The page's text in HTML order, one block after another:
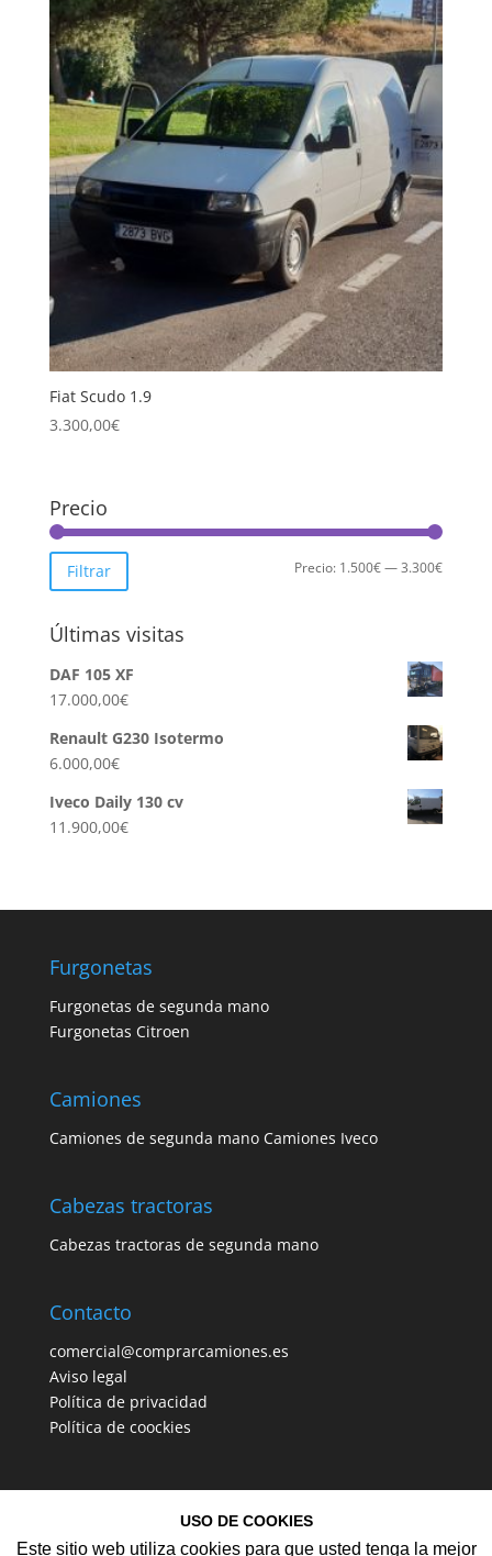
Fiat Scudo 1.9
3.300,00€
Precio
Precio
Precio
Filtrar Precio: 1.500€—3.300€
Últimas visitas
DAF 105 XF
17.000,00€
Renault G230 Isotermo
6.000,00€
Iveco Daily 130 cv
11.900,00€
Furgonetas
Furgonetas de segunda mano
Furgonetas Citroen
Camiones
Camiones de segunda mano Camiones Iveco
Cabezas tractoras
Cabezas tractoras de segunda mano
Contacto
comercial@comprarcamiones.es
Aviso legal
Política de privacidad
Política de coockies
USO DE COOKIES
Este sitio web utiliza cookies para que usted tenga la mejor